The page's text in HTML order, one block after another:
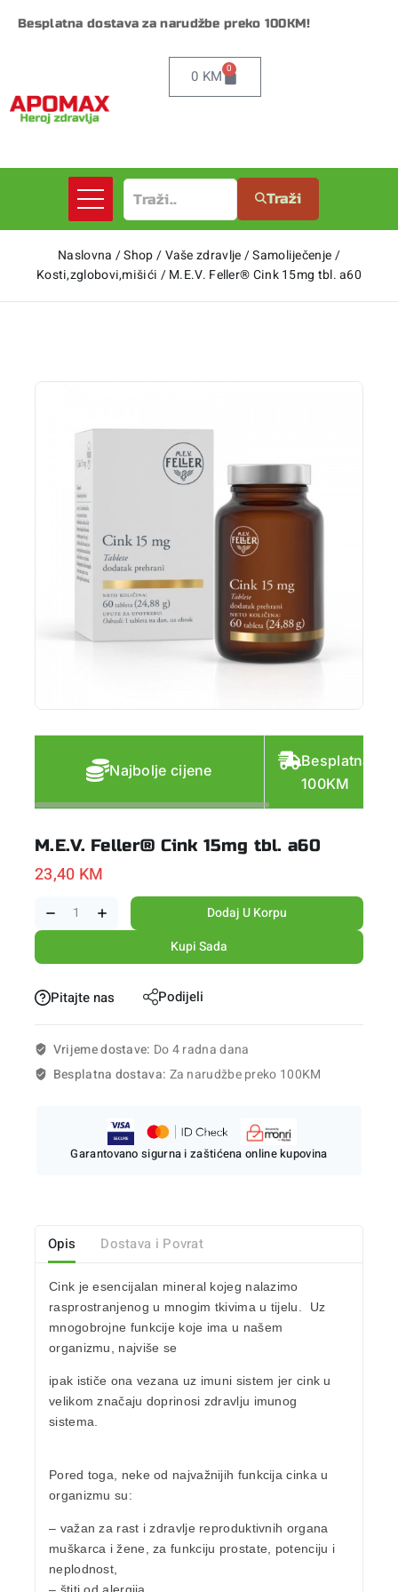
Besplatna dostava za narudžbe preko 100KM!
0 KM 0
Traži
Naslovna /Shop/Vaše zdravlje/Samoliječenje/
Kosti,zglobovi,mišići /M.E.V. Feller® Cink 15mg tbl. a60
Najbolje cijene
Besplatna
100KM
M.E.V. Feller® Cink 15mg tbl. a60
23,40 KM
Dodaj U Korpu
Kupi Sada
Pitajte nas Podijeli
Vrijeme dostave: Do 4 radna dana
Besplatna dostava: Za narudžbe preko 100KM
Garantovano sigurna i zaštićena online kupovina
Opis Dostava i Povrat
Cink jeesencijalan mineral kojeg nalazimo
rasprostranjenog u mnogim tkivima u tijelu. Uz
mnogobrojne funkcije koje ima u našem
organizmu, najviše se
ipak ističe ona vezana uz imuni sistem jer cink u
velikom značaju doprinosi zdravlju imunog
sistema.
Pored toga, neke od najvažnijih funkcija cinka u
organizmu su:
– važan za rast i zdravlje reproduktivnih organa
muškarca i žene, za funkciju prostate, potenciju i
neplodnost,